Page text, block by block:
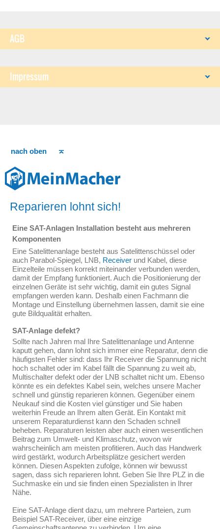
AGB
Impressum
nach oben
Reparieren lohnt sich!
Eine SAT-Anlagen Installation besteht aus mehreren
Komponenten
Eine Satelittenanlage besteht aus Satelittenschüssel oder
auch Parabol-Spiegel, LNB, Receiver und Kabel, diese
Einzelteile müssen korrekt miteinander verbunden werden,
damit der Empfang funktioniert. Auch die Positionierung der
einzelnen Geräte ist sehr wichtig, damit ein gutes Signal
empfangen werden kann. Deshalb einen Fachmann die
Montage und Einstellung übernehmen lassen, damit sie eine
gute Bildqualität erhalten.
SAT-Anlage defekt?
Sollte nach Jahren mal Ihre Satelittenanlage und Antenne
kaputt gehen, dann lohnt sich immer eine Reparatur, denn die
häufigsten Fehler sind: dass Ihr Receiver die Spannung nicht
hoch schaltet oder im Kabel fällt die Spannung zu weit ab,
Multischalter defekt oder der LNB schaltet nicht um. Ebenso
könnte es ein defektes Kabel sein, welches unsere Macher
schnell und günstig reparieren können. Gegenüber einem
Neukauf sind die Kosten viel günstiger und Sie haben
weiterhin Freude an Ihrem alten Gerät. Ein Kontakt mit
unserem Reparaturdienst kann den Schaden schnell
beheben. Reparaturen leisten aber auch einen wesentlichen
Beitrag zum Umwelt- und Klimaschutz, wovon wir
wahrscheinlich am meisten profitieren. Auch das Handwerk
wird gestärkt, wodurch Arbeitsplätze gesichert werden
können. Diesen Aspekten zufolge, können wir bewusst
sagen, dass sich reparieren lohnt. Geben Sie Ihre PLZ in die
Suchmaske ein und sie finden einen Spezialisten in Ihrer
Nähe.
Eine SAT-Anlage dient dazu, um mehrere Parteien, zum
Beispiel SAT-Receiver, über eine einzige